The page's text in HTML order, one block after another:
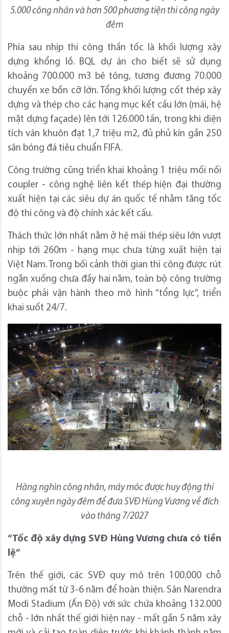
5.000 công nhân và hơn 500 phương tiện thi công ngày
đêm
Phía sau nhịp thi công thần tốc là khối lượng xây
dựng khổng lồ. BQL dự án cho biết sẽ sử dụng
khoảng 700.000 m3 bê tông, tương đương 70.000
chuyến xe bồn cỡ lớn. Tổng khối lượng cốt thép xây
dựng và thép cho các hạng mục kết cấu lớn (mái, hệ
mặt dựng façade) lên tới 126.000 tấn, trong khi diện
tích ván khuôn đạt 1,7 triệu m2, đủ phủ kín gần 250
sân bóng đá tiêu chuẩn FIFA.
Công trường cũng triển khai khoảng 1 triệu mối nối
coupler - công nghệ liên kết thép hiện đại thường
xuất hiện tại các siêu dự án quốc tế nhằm tăng tốc
độ thi công và độ chính xác kết cấu.
Thách thức lớn nhất nằm ở hệ mái thép siêu lớn vượt
nhịp tới 260m - hạng mục chưa từng xuất hiện tại
Việt Nam. Trong bối cảnh thời gian thi công được rút
ngắn xuống chưa đầy hai năm, toàn bộ công trường
buộc phải vận hành theo mô hình “tổng lực”, triển
khai suốt 24/7.
Hàng nghìn công nhân, máy móc được huy động thi
công xuyên ngày đêm để đưa SVĐ Hùng Vương về đích
vào tháng 7/2027
“Tốc độ xây dựng SVĐ Hùng Vương chưa có tiền
lệ”
Trên thế giới, các SVĐ quy mô trên 100.000 chỗ
thường mất từ 3-6 năm để hoàn thiện. Sân Narendra
Modi Stadium (Ấn Độ) với sức chứa khoảng 132.000
chỗ - lớn nhất thế giới hiện nay - mất gần 5 năm xây